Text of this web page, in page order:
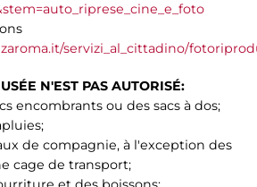
servizi_al_cittadino/
N'EST PAS AUTORISÉ:
encombrants ou des sacs à dos;
de compagnie, à l'exception des
cage de transport;